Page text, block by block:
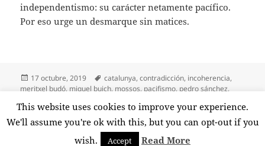
independentismo: su carácter netamente pacífico.
Por eso urge un desmarque sin matices.
Publicado
el
17 octubre, 2019 Etiquetas
catalunya,contradicción, incoherencia,
meritxel budó, miquel buich, mossos, pacifismo, pedro sánchez,
12 comentariosen La violencia no ayuda
Funciona gracias a WordPress
This website uses cookies to improve your experience.
We'll assume you're ok with this, but you can opt-out if you
wish.
Accept Read More